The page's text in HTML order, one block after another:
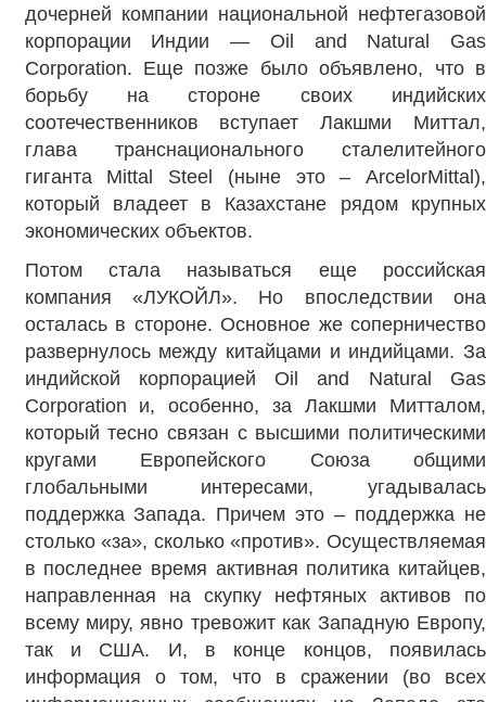
дочерней компании национальной нефтегазовой
корпорации Индии — Oil and Natural Gas
Corporation. Еще позже было объявлено, что в
борьбу на стороне своих индийских
соотечественников вступает Лакшми Миттал,
глава транснационального сталелитейного
гиганта Mittal Steel (ныне это – ArcelorMittal),
который владеет в Казахстане рядом крупных
экономических объектов.
Потом стала называться еще российская
компания «ЛУКОЙЛ». Но впоследствии она
осталась в стороне. Основное же соперничество
развернулось между китайцами и индийцами. За
индийской корпорацией Oil and Natural Gas
Corporation и, особенно, за Лакшми Митталом,
который тесно связан с высшими политическими
кругами Европейского Союза общими
глобальными интересами, угадывалась
поддержка Запада. Причем это – поддержка не
столько «за», сколько «против». Осуществляемая
в последнее время активная политика китайцев,
направленная на скупку нефтяных активов по
всему миру, явно тревожит как Западную Европу,
так и США. И, в конце концов, появилась
информация о том, что в сражении (во всех